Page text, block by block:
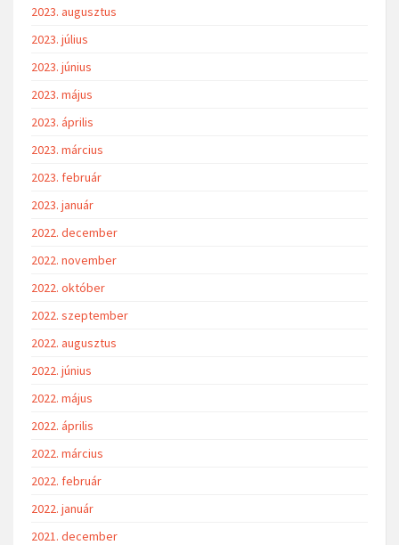
2023. augusztus
2023. július
2023. június
2023. május
2023. április
2023. március
2023. február
2023. január
2022. december
2022. november
2022. október
2022. szeptember
2022. augusztus
2022. június
2022. május
2022. április
2022. március
2022. február
2022. január
2021. december